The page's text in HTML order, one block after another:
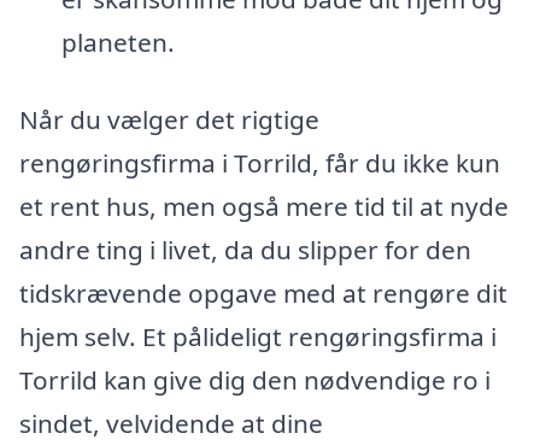
planeten.
Når du vælger det rigtige
rengøringsfirma i Torrild, får du ikke kun
et rent hus, men også mere tid til at nyde
andre ting i livet, da du slipper for den
tidskrævende opgave med at rengøre dit
hjem selv. Et pålideligt rengøringsfirma i
Torrild kan give dig den nødvendige ro i
sindet, velvidende at dine